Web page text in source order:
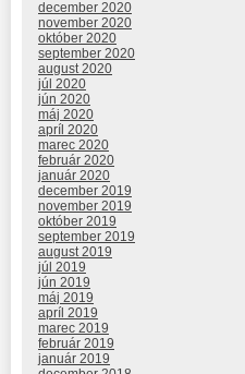
december 2020
november 2020
október 2020
september 2020
august 2020
júl 2020
jún 2020
máj 2020
apríl 2020
marec 2020
február 2020
január 2020
december 2019
november 2019
október 2019
september 2019
august 2019
júl 2019
jún 2019
máj 2019
apríl 2019
marec 2019
február 2019
január 2019